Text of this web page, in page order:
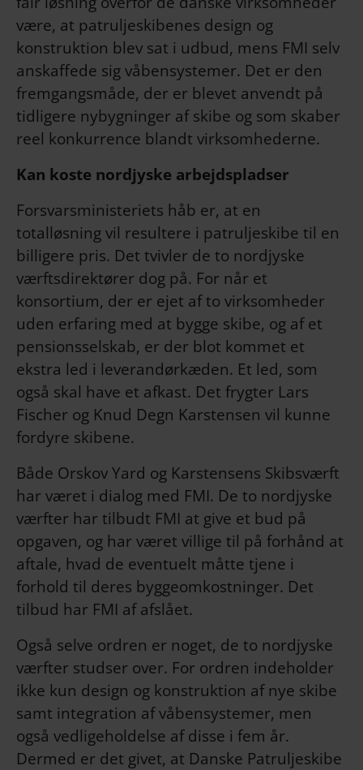
være, at patruljeskibenes design og
konstruktion blev sat i udbud, mens FMI selv
anskaffede sig våbensystemer. Det er den
fremgangsmåde, der er blevet anvendt på
tidligere nybygninger af skibe og som skaber
reel konkurrence blandt virksomhederne.
Kan koste nordjyske arbejdspladser
Forsvarsministeriets håb er, at en
totalløsning vil resultere i patruljeskibe til en
billigere pris. Det tvivler de to nordjyske
værftsdirektører dog på. For når et
konsortium, der er ejet af to virksomheder
uden erfaring med at bygge skibe, og af et
pensionsselskab, er der blot kommet et
ekstra led i leverandørkæden. Et led, som
også skal have et afkast. Det frygter Lars
Fischer og Knud Degn Karstensen vil kunne
fordyre skibene.
Både Orskov Yard og Karstensens Skibsværft
har været i dialog med FMI. De to nordjyske
værfter har tilbudt FMI at give et bud på
opgaven, og har været villige til på forhånd at
aftale, hvad de eventuelt måtte tjene i
forhold til deres byggeomkostninger. Det
tilbud har FMI af afslået.
Også selve ordren er noget, de to nordjyske
værfter studser over. For ordren indeholder
ikke kun design og konstruktion af nye skibe
samt integration af våbensystemer, men
også vedligeholdelse af disse i fem år.
Dermed er det givet, at Danske Patruljeskibe